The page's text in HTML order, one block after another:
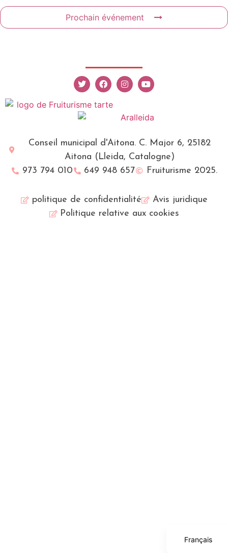
Prochain événement
Conseil municipal d'Aitona. C. Major 6, 25182
Aitona (Lleida, Catalogne)
973 794 010
649 948 657 Fruiturisme 2025.
politique de confidentialité
Avis juridique
Politique relative aux cookies
Français